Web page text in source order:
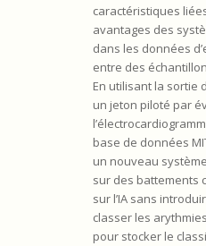
caractéristiques
avantages des
dans les données
entre des
En utilisant la sortie
un jeton piloté par
base de données
un nouveau
sur des battements
sur l’IA sans
classer les
pour stocker le